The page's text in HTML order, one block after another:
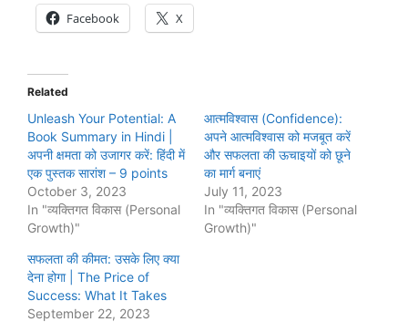
Facebook X
Related
Unleash Your Potential: A
Book Summary in Hindi |
अपनी क्षमता को उजागर करें: हिंदी में
एक पुस्तक सारांश – 9 points
October 3, 2023
In "व्यक्तिगत विकास (Personal
Growth)"
आत्मविश्वास (Confidence):
अपने आत्मविश्वास को मजबूत करें
और सफलता की ऊचाइयों को छूने
का मार्ग बनाएं
July 11, 2023
In "व्यक्तिगत विकास (Personal
Growth)"
सफलता की कीमत: उसके लिए क्या
देना होगा | The Price of
Success: What It Takes
September 22, 2023